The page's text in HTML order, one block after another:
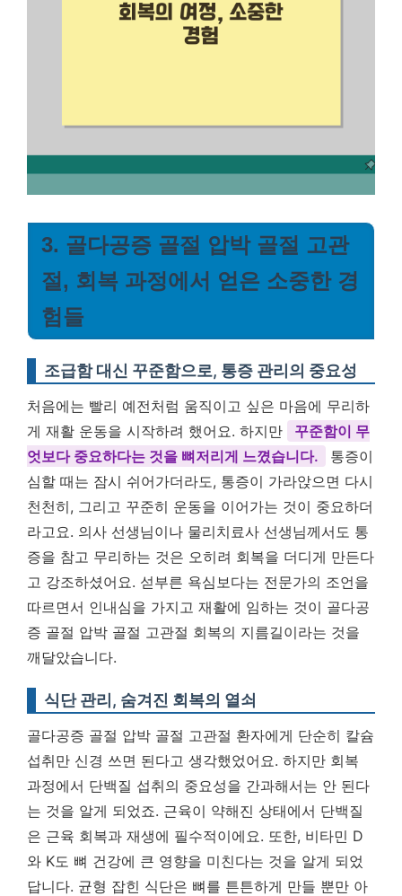
3. 골다공증 골절 압박 골절 고관
절, 회복 과정에서 얻은 소중한 경
험들
조급함 대신 꾸준함으로, 통증 관리의 중요성
처음에는 빨리 예전처럼 움직이고 싶은 마음에 무리하
게 재활 운동을 시작하려 했어요. 하지만
꾸준함이 무
엇보다 중요하다는 것을 뼈저리게 느꼈습니다.
통증이
심할 때는 잠시 쉬어가더라도, 통증이 가라앉으면 다시
천천히, 그리고 꾸준히 운동을 이어가는 것이 중요하더
라고요. 의사 선생님이나 물리치료사 선생님께서도 통
증을 참고 무리하는 것은 오히려 회복을 더디게 만든다
고 강조하셨어요. 섣부른 욕심보다는 전문가의 조언을
따르면서 인내심을 가지고 재활에 임하는 것이 골다공
증 골절 압박 골절 고관절 회복의 지름길이라는 것을
깨달았습니다.
식단 관리, 숨겨진 회복의 열쇠
골다공증 골절 압박 골절 고관절 환자에게 단순히 칼슘
섭취만 신경 쓰면 된다고 생각했었어요. 하지만 회복
과정에서 단백질 섭취의 중요성을 간과해서는 안 된다
는 것을 알게 되었죠. 근육이 약해진 상태에서 단백질
은 근육 회복과 재생에 필수적이에요. 또한, 비타민 D
와 K도 뼈 건강에 큰 영향을 미친다는 것을 알게 되었
답니다. 균형 잡힌 식단은 뼈를 튼튼하게 만들 뿐만 아